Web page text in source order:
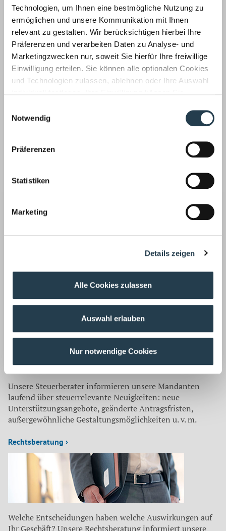
Technologien, um Ihnen eine bestmögliche Nutzung zu
ermöglichen und unsere Kommunikation mit Ihnen
relevant zu gestalten. Wir berücksichtigen hierbei Ihre
Präferenzen und verarbeiten Daten zu Analyse- und
Marketingzwecken nur, soweit Sie hierfür Ihre freiwillige
Einwilligung erteilen. Sie können alle optionalen Cookies
und Technologien zulassen, ablehnen oder Ihre Auswahl
Informationen zu von uns und Drittanbietern eingesetzten
Technologien sowie zum Widerruf finden Sie in unserer
Notwendig
Präferenzen
Statistiken
Marketing
Details zeigen
Alle Cookies zulassen
Auswahl erlauben
Nur notwendige Cookies
Korrespondenz mit:
Martina Dapper
Steuerberaterin
Tel.: 02166 971-114
Fax: 02166 971-123
E-Mail:mdapper@wws-mg.de
Unsere Mitarbeiter befassen sich für unsere Mandanten
Wirtschaftsprüfung ›
Unsere Wirtschaftsprüfer prüfen auch Ihren
haben aktuelle Entscheidungen fest im Blick.
Unsere Steuerberater informieren unsere Mandanten
laufend über steuerrelevante Neuigkeiten: neue
Unterstützungsangebote, geänderte Antragsfristen,
außergewöhnliche Gestaltungsmöglichkeiten u. v. m.
Rechtsberatung ›
Welche Entscheidungen haben welche Auswirkungen auf
Ihr Geschäft? Unsere Rechtsberatung informiert unsere